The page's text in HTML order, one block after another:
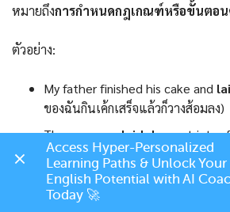
หมายถึงการกำหนดกฎเกณฑ์หรือขั้นตอ
ตัวอย่าง:
My father finished his cake and
ของฉันกินเค้กเสร็จแล้วก็วางส้อมลง)
The companylaid downstrict
กำหนดกฎความปลอดภัยอย่างเข้มงวด)
Access Hyper-Personalized
Learning Paths & Unlock Your
English Potential with AI
Today 🚀